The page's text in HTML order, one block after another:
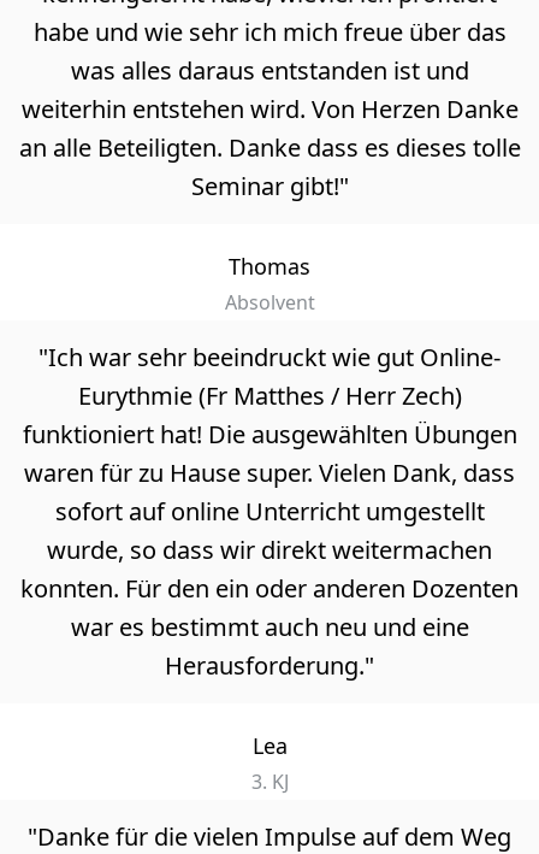
habe und wie sehr ich mich freue über das
was alles daraus entstanden ist und
weiterhin entstehen wird. Von Herzen Danke
an alle Beteiligten. Danke dass es dieses tolle
Seminar gibt!"
Thomas
Absolvent
"Ich war sehr beeindruckt wie gut Online-
Eurythmie (Fr Matthes / Herr Zech)
funktioniert hat! Die ausgewählten Übungen
waren für zu Hause super. Vielen Dank, dass
sofort auf online Unterricht umgestellt
wurde, so dass wir direkt weitermachen
konnten. Für den ein oder anderen Dozenten
war es bestimmt auch neu und eine
Herausforderung."
Lea
3. KJ
"Danke für die vielen Impulse auf dem Weg